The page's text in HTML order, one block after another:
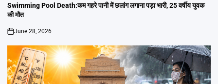
IN
Swimming Pool Death:कम गहरे पानी में छलांग लगाना पड़ा भारी, 25 वर्षीय युवक
की मौत
on
June 28, 2026